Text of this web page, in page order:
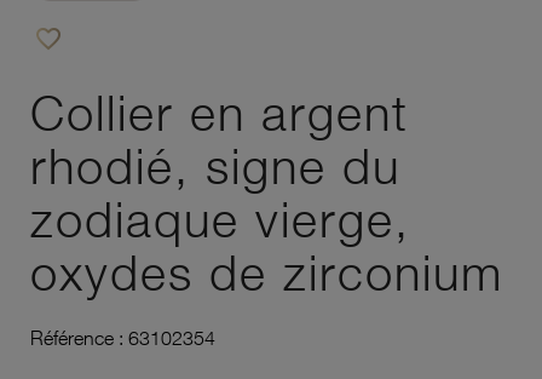
favorite_border
Collier en argent
rhodié, signe du
zodiaque vierge,
oxydes de zirconium
Référence : 63102354